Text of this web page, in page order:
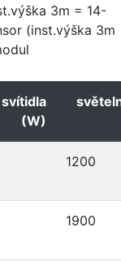
3m = 14-
(inst.výška 3m
(W)
1200
1900